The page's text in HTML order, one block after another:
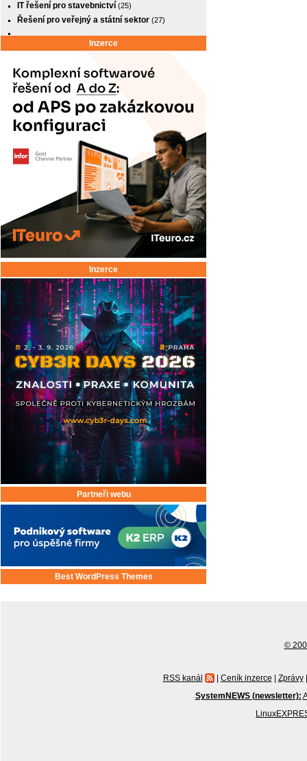
IT řešení pro stavebnictví (25)
Řešení pro veřejný a státní sektor (27)
Inzerce
Inzerce
Partneři webu
Best WordPress Themes
©
RSS kanál | Ceník inzerce | Zprávy |
SystemNEWS (newsletter):